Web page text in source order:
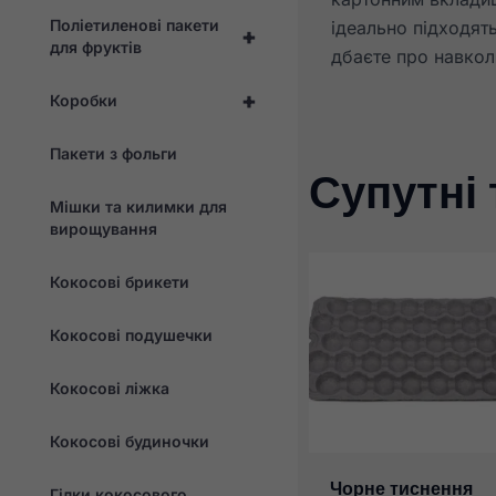
+
Поліетиленові пакети
для фруктів
+
Коробки
Пакети з фольги
Мішки та килимки для
вирощування
Кокосові брикети
Кокосові подушечки
Кокосові ліжка
Кокосові будиночки
ідеально
дбаєте про
Супутні
Чорне тиснення